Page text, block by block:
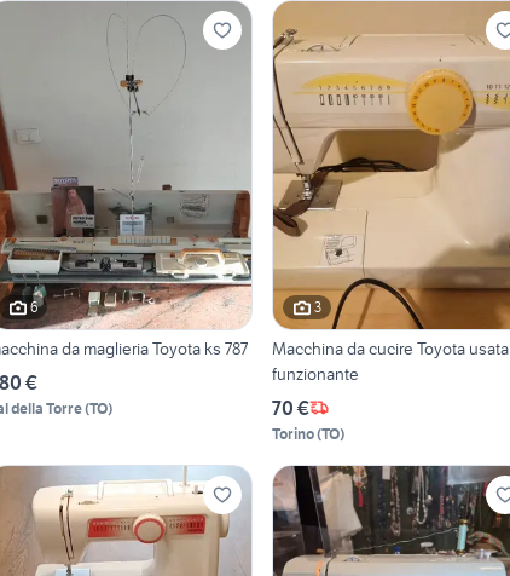
6
da maglieria Toyota ks 787
€
della Torre(TO)
3
Macchina da cucire Toyota usata
funzionante
70 €
Torino(TO)